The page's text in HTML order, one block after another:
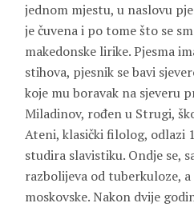
jednom mjestu, u naslovu
je čuvena i po tome što se
makedonske lirike. Pjesma
stihova, pjesnik se bavi
koje mu boravak na sjeveru
Miladinov, rođen u Strugi,
Ateni, klasički filolog, odlazi
studira slavistiku. Ondje se,
razbolijeva od tuberkuloze,
moskovske. Nakon dvije